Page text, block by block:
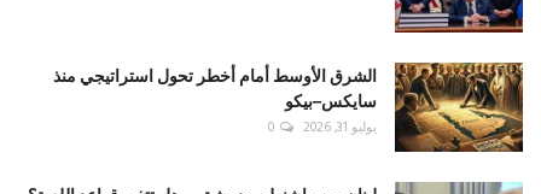
الشرق الأوسط أمام أخطر تحول استراتيجي منذ
سايكس–بيكو
يوليو 31, 2026 0